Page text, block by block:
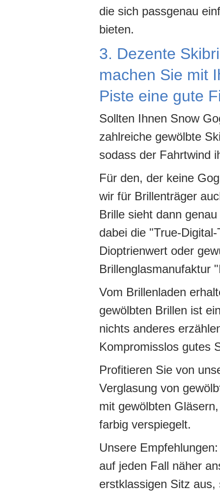
die sich passgenau
bieten.
3. Dezente
machen Sie mit
Piste eine gute
Sollten Ihnen Snow
zahlreiche gewölbte
sodass der Fahrtwind
Für den, der keine
wir für Brillenträger
Brille sieht dann
dabei die "True-
Dioptrienwert oder
Brillenglasmanufaktur
Vom Brillenladen
gewölbten Brillen ist
nichts anderes
Kompromisslos gutes
Profitieren Sie von
Verglasung von
mit gewölbten
farbig verspiegelt.
Unsere
auf jeden Fall näher
erstklassigen Sitz